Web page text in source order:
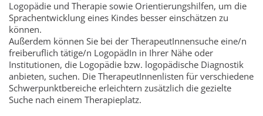
Logopädie und Therapie sowie Orientierungshilfen, um die
Sprachentwicklung eines Kindes besser einschätzen zu
können.
Außerdem können Sie bei der TherapeutInnensuche eine/n
freiberuflich tätige/n LogopädIn in Ihrer Nähe oder
Institutionen, die Logopädie bzw. logopädische Diagnostik
anbieten, suchen. Die TherapeutInnenlisten für verschiedene
Schwerpunktbereiche erleichtern zusätzlich die gezielte
Suche nach einem Therapieplatz.